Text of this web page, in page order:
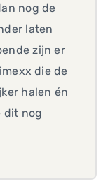
nog de
laten
zijn er
die de
halen én
dit nog